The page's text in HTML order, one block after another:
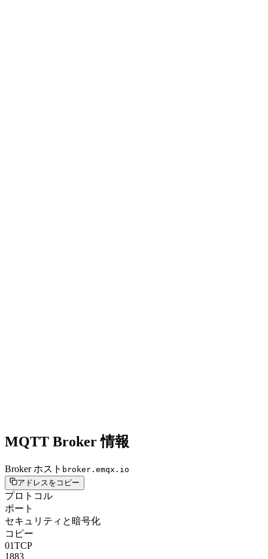
MQTT Broker 情報
Broker ホスト broker.emqx.io
アドレスをコピー
プロトコル
ポート
セキュリティと暗号化
コピー
01TCP
1883